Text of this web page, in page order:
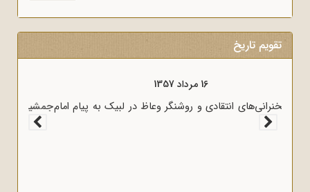
تقویم تاریخ
16 مرداد 1357
آغاز سخنرانی‌های انتقادی و روشنگر وعاظ در لبیک به پیام امام
به وعاظ و روحانیون برای روشنگری و آگاه‌سازی در منبرهای ماه